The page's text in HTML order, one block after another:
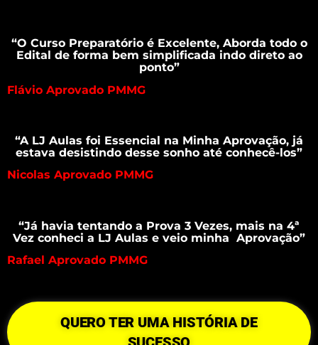
“O Curso Preparatório é Excelente, Aborda todo o
Edital de forma bem simplificada indo direto ao
ponto”
Flávio Aprovado PMMG
“A LJ Aulas foi Essencial na Minha Aprovação, já
estava desistindo desse sonho até conhecê-los”
Nicolas Aprovado PMMG
“Já havia tentando a Prova 3 Vezes, mais na 4ª
Vez conheci a LJ Aulas e veio minha Aprovação”
Rafael Aprovado PMMG
QUERO TER UMA HISTÓRIA DE